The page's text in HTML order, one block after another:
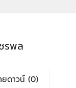
รพล
ยดาวน์ (0)